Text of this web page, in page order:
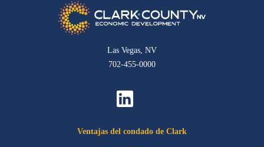
Las Vegas, NV
702-455-0000
Ventajas del condado de Clark